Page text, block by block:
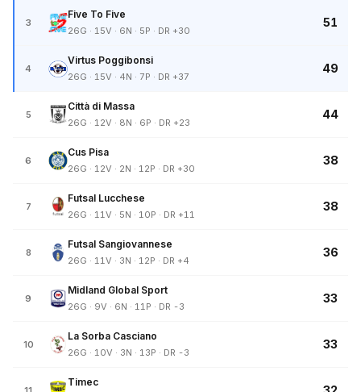
3
Five To Five
26G · 15V · 6N · 5P · DR +30
51
4
Virtus Poggibonsi
26G · 15V · 4N · 7P · DR +37
49
5
Città di Massa
26G · 12V · 8N · 6P · DR +23
44
6
Cus Pisa
26G · 12V · 2N · 12P · DR +30
38
7
Futsal Lucchese
26G · 11V · 5N · 10P · DR +11
38
8
Futsal Sangiovannese
26G · 11V · 3N · 12P · DR +4
36
9
Midland Global Sport
26G · 9V · 6N · 11P · DR -3
33
10
La Sorba Casciano
26G · 10V · 3N · 13P · DR -3
33
Timec